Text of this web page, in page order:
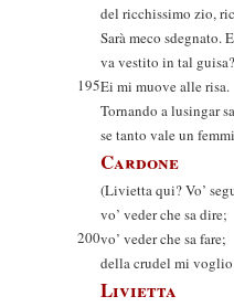
del ricchissimo zio,
Sarà meco sdegnato.
va vestito in tal guisa?
195Ei mi muove alle risa.
Tornando a lusingar
se tanto vale un
Cardone
(Livietta qui? Vo’
vo’ veder che sa dire;
200vo’ veder che sa fare;
della crudel mi
Livietta